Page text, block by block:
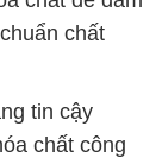
chất
tin cậy
chất công